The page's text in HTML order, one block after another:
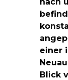
einer
Blick